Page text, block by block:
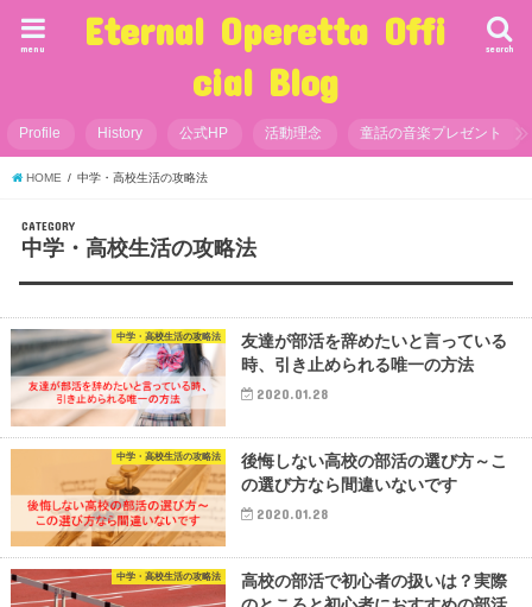
Eternal Operetta Offi
cial Blog
search
menu
Profile History 公式HP 活動理念 童話の音楽プレゼント
HOME 中学・高校生活の攻略法
CATEGORY
中学・高校生活の攻略法
中学・高校生活の攻略法
友達が部活を辞めたいと言っている
時、引き止められる唯一の方法
2020.01.28
中学・高校生活の攻略法
後悔しない高校の部活の選び方～こ
の選び方なら間違いないです
2020.01.28
中学・高校生活の攻略法
高校の部活で初心者の扱いは？実際